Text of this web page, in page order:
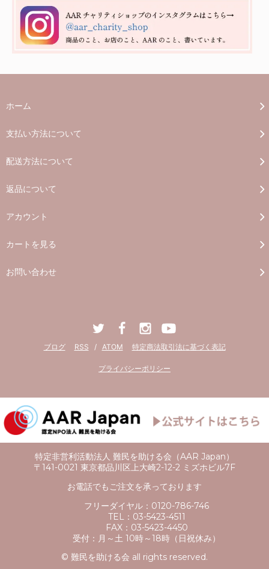
ホーム
支払い方法について
配送方法について
返品について
アカウント
カートを見る
お問い合わせ
ブログ RSS / ATOM 特定商法取引法に基づく表記
プライバシーポリシー
特定非営利活動法人 難民を助ける会（AAR Japan）
〒141-0021 東京都品川区上大崎2-12-2 ミズホビル7F
お電話でもご注文を承っております
フリーダイヤル： 0120-786-746
TEL： 03-5423-4511
FAX： 03-5423-4450
受付： 月～土 10時～18時（日祝休み）
© 難民を助ける会 all rights reserved.